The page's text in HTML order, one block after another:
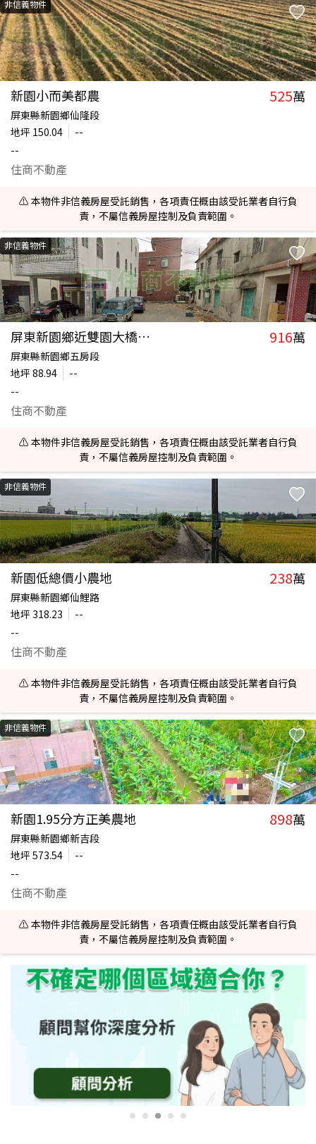
非信義物件
新園小而美都農 525萬
屏東縣新園鄉仙隆段
地坪 150.04
--
--
住商不動產
⚠️ 本物件非信義房屋受託銷售，各項責任概由該受託業者自行負
責，不屬信義房屋控制及負責範圍。
非信義物件
屏東新園鄉近雙園大橋建地Ⅲ 916萬
屏東縣新園鄉五房段
地坪 88.94
--
--
住商不動產
⚠️ 本物件非信義房屋受託銷售，各項責任概由該受託業者自行負
責，不屬信義房屋控制及負責範圍。
非信義物件
新園低總價小農地 238萬
屏東縣新園鄉仙鯉路
地坪 318.23
--
--
住商不動產
⚠️ 本物件非信義房屋受託銷售，各項責任概由該受託業者自行負
責，不屬信義房屋控制及負責範圍。
非信義物件
新園1.95分方正美農地 898萬
屏東縣新園鄉新吉段
地坪 573.54
--
--
住商不動產
⚠️ 本物件非信義房屋受託銷售，各項責任概由該受託業者自行負
責，不屬信義房屋控制及負責範圍。